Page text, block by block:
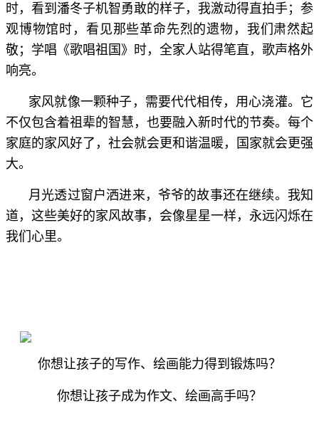
时，看到潘冬子机智勇敢的样子，我激动得直拍手；参
观博物馆时，看见那些革命先烈的遗物，我们肃然起
敬；学唱《歌唱祖国》时，全家人站得笔直，歌声格外
响亮。
家风就像一颗种子，需要代代相传，用心浇灌。它
不仅包含着祖辈的智慧，也要融入新时代的节奏。每个
家庭的家风好了，社会就会更和谐温暖，国家就会更强
大。
月光透过窗户洒进来，爷爷的故事还在继续。我知
道，这些美好的家风故事，会像星星一样，永远闪烁在
我们心里。
你想让孩子的写作、绘画能力得到锻炼吗？
你想让孩子成为作文、绘画高手吗？